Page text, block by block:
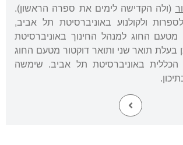
(ולה הקדישה לימים את ספרה הראשון).
ולקולנוע באוניברסיטת תל אביב,
החוג למנהל החינוך באוניברסיטת
בעלת תואר שני ותואר דוקטור מטעם החוג
באוניברסיטת תל אביב. שימשה